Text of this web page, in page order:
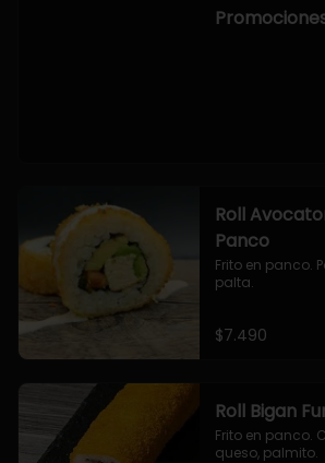
OPCION2:
- salmon,
Roll
Panco
Frito en panco.
palta.
$7.490
Roll Bigan
Frito en panco.
queso, palmito.